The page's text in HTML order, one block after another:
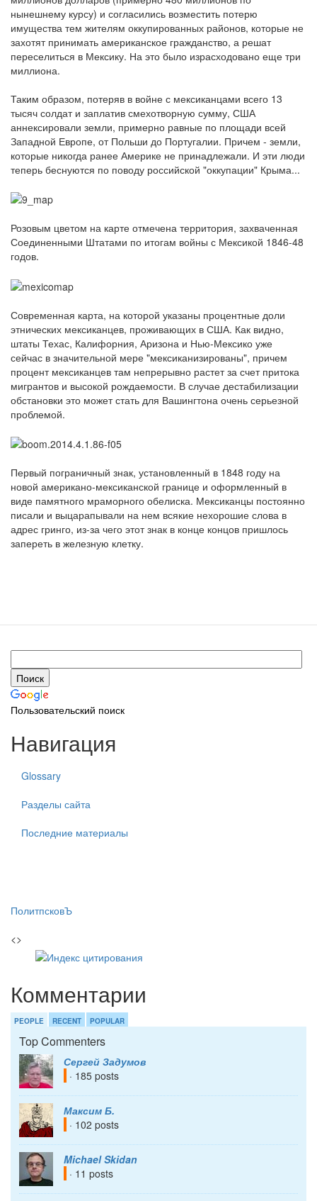
нынешнему курсу) и согласились возместить потерю
имущества тем жителям оккупированных районов, которые не
захотят принимать американское гражданство, а решат
переселиться в Мексику. На это было израсходовано еще три
миллиона.
Таким образом, потеряв в войне с мексиканцами всего 13
тысяч солдат и заплатив смехотворную сумму, США
аннексировали земли, примерно равные по площади всей
Западной Европе, от Польши до Португалии. Причем - земли,
которые никогда ранее Америке не принадлежали. И эти люди
теперь беснуются по поводу российской "оккупации" Крыма...
Розовым цветом на карте отмечена территория, захваченная
Соединенными Штатами по итогам войны с Мексикой 1846-48
годов.
Современная карта, на которой указаны процентные доли
этнических мексиканцев, проживающих в США. Как видно,
штаты Техас, Калифорния, Аризона и Нью-Мексико уже
сейчас в значительной мере "мексиканизированы", причем
процент мексиканцев там непрерывно растет за счет притока
мигрантов и высокой рождаемости. В случае дестабилизации
обстановки это может стать для Вашингтона очень серьезной
проблемой.
Первый пограничный знак, установленный в 1848 году на
новой американо-мексиканской границе и оформленный в
виде памятного мраморного обелиска. Мексиканцы постоянно
писали и выцарапывали на нем всякие нехорошие слова в
адрес гринго, из-за чего этот знак в конце концов пришлось
запереть в железную клетку.
Пользовательский поиск
Навигация
Glossary
Разделы сайта
Последние материалы
ПолитпсковЪ
<>
Комментарии
PEOPLE RECENT POPULAR
Top Commenters
Сергей Задумов
· 185 posts
Максим Б.
· 102 posts
Michael Skidan
· 11 posts